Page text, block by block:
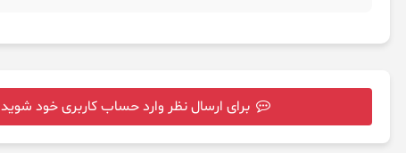
برای ارسال نظر وارد حساب کاربری خود شوید